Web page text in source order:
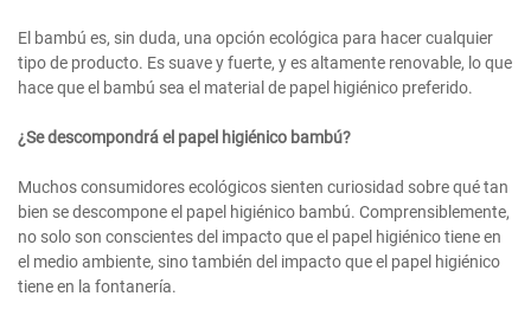
El bambú es, sin duda, una opción ecológica para hacer cualquier
tipo de producto. Es suave y fuerte, y es altamente renovable, lo que
hace que el bambú sea el material de papel higiénico preferido.
¿Se descompondrá el papel higiénico bambú?
Muchos consumidores ecológicos sienten curiosidad sobre qué tan
bien se descompone el papel higiénico bambú. Comprensiblemente,
no solo son conscientes del impacto que el papel higiénico tiene en
el medio ambiente, sino también del impacto que el papel higiénico
tiene en la fontanería.